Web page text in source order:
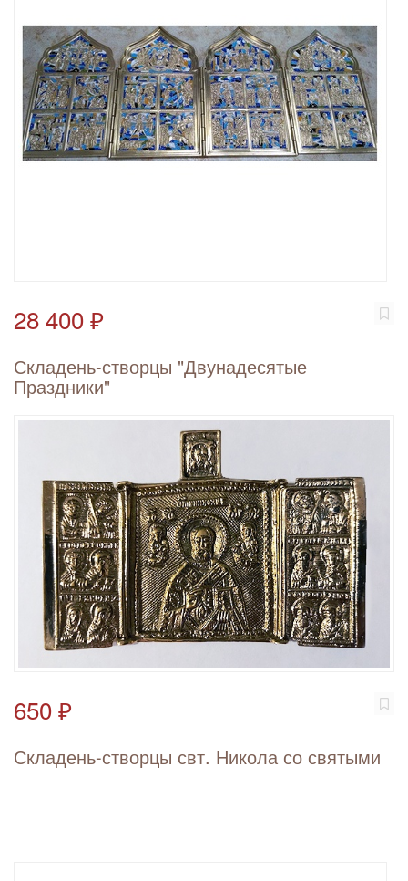
28 400 ₽
Складень-створцы "Двунадесятые
Праздники"
650 ₽
Складень-створцы свт. Никола со святыми